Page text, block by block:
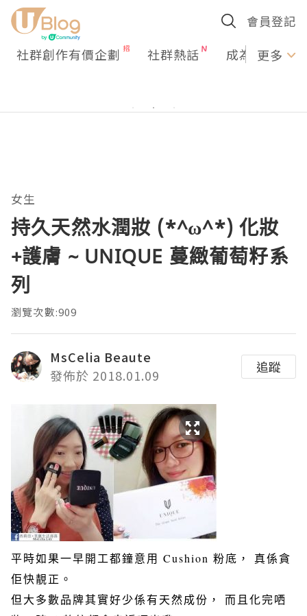
會員登記
社群創作有價企劃 社群熱話 成為U更多
女生
持久天然水潤妝 (*^ω^*) 化妝
+護膚 ~ UNIQUE 蔓緻葡萄籽系
列
瀏覽次數:909
MsCelia Beaute
發佈於 2018.01.09
追蹤
平時如果一早開工都鐘意用 Cushion 粉底， 真係貪
佢快靚正。
但大多數品牌其實好少係有天然成份， 而且化完哂